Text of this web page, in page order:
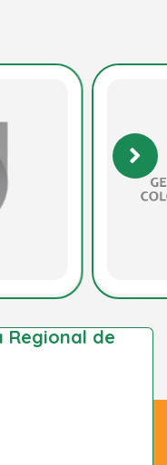
Regional de